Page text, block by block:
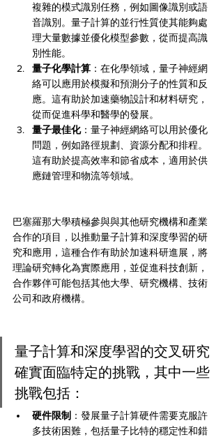
複雜的模式識別任務，例如圖像識別或語
音識別。量子計算的並行性質使其能夠處
理大量數據並優化模型參數，從而提高識
別性能。
量子化學計算 ：在化學領域，量子神經網
絡可以應用於模擬和預測分子的性質和反
應。這有助於加速藥物設計和材料研究，
從而促進科學和醫學的發展。
量子最佳化：量子神經網絡可以用於優化
問題，例如路徑規劃、資源分配和排程。
這有助於提高效率和節省成本，適用於供
應鏈管理和物流等領域。
巴塞羅那大學積極參與與其他研究機構和產業
合作的項目，以推動量子計算和深度學習的研
究和應用，這種合作有助於加速科研進展，將
理論研究轉化為實際應用，並促進科技創新，
合作夥伴可能包括其他大學、研究機構、技術
公司和政府機構。
量子計算和深度學習的交叉研究
確實面臨特定的挑戰，其中一些
挑戰包括：
硬件限制 ：發展量子計算硬件需要克服許
多技術困難，包括量子比特的穩定性和錯